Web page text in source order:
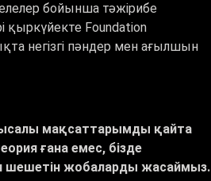
бойынша тәжірибе
қыркүйекте Foundation
негізгі пәндер мен ағылшын
мақсаттарымды қайта
ғана емес, бізде
шешетін жобаларды жасаймыз.